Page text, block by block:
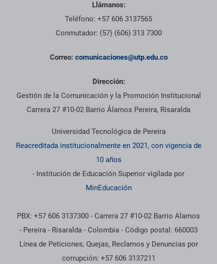
Llámanos:
Teléfono: +57 606 3137565
Conmutador: (57) (606) 313 7300
Correo: comunicaciones@utp.edu.co
Dirección:
Gestión de la Comunicación y la Promoción Institucional
Carrera 27 #10-02 Barrio Álamos Pereira, Risaralda
Universidad Tecnológica de Pereira
Reacreditada institucionalmente en 2021, con vigencia de
10 años
- Institución de Educación Superior vigilada por
MinEducación
PBX: +57 606 3137300 - Carrera 27 #10-02 Barrio Alamos
- Pereira - Risaralda - Colombia - Código postal: 660003
Línea de Peticiones, Quejas, Reclamos y Denuncias por
corrupción: +57 606 3137211